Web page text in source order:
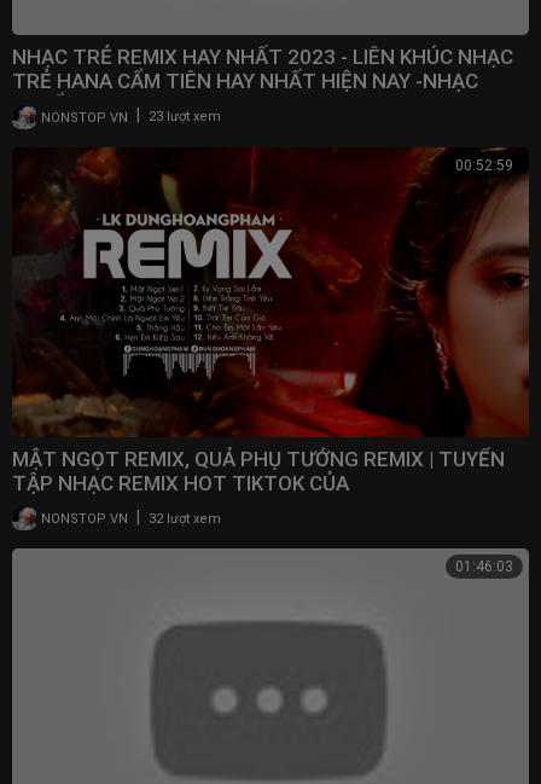
NHẠC TRẺ REMIX HAY NHẤT 2023 - LIÊN KHÚC NHẠC
TRẺ HANA CẨM TIÊN HAY NHẤT HIỆN NAY -NHẠC
TUYỂN CHỌN
NONSTOP VN 23 lượt xem
00:52:59
MẬT NGỌT REMIX, QUẢ PHỤ TƯỚNG REMIX | TUYỂN
TẬP NHẠC REMIX HOT TIKTOK CỦA
DUNGHOANGPHAM
NONSTOP VN 32 lượt xem
01:46:03